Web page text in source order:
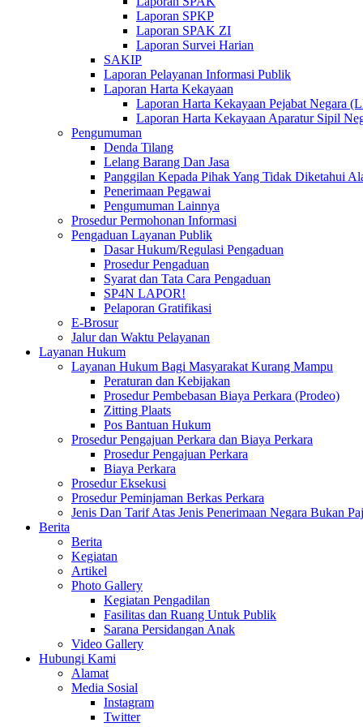
Laporan SPKP
Laporan SPAK ZI
Laporan Survei Harian
SAKIP
Laporan Pelayanan Informasi Publik
Laporan Harta Kekayaan
Laporan Harta Kekayaan Pejabat Negara
Laporan Harta Kekayaan Aparatur Sipil
Pengumuman
Denda Tilang
Lelang Barang Dan Jasa
Panggilan Kepada Pihak Yang Tidak Diketahui
Penerimaan Pegawai
Pengumuman Lainnya
Prosedur Permohonan Informasi
Pengaduan Layanan Publik
Dasar Hukum/Regulasi Pengaduan
Prosedur Pengaduan
Syarat dan Tata Cara Pengaduan
SP4N LAPOR!
Pelaporan Gratifikasi
E-Brosur
Jalur dan Waktu Pelayanan
Layanan Hukum
Layanan Hukum Bagi Masyarakat Kurang Mampu
Peraturan dan Kebijakan
Prosedur Pembebasan Biaya Perkara (Prodeo)
Zitting Plaats
Pos Bantuan Hukum
Prosedur Pengajuan Perkara dan Biaya Perkara
Prosedur Pengajuan Perkara
Biaya Perkara
Prosedur Eksekusi
Prosedur Peminjaman Berkas Perkara
Jenis Dan Tarif Atas Jenis Penerimaan Negara Bukan
Berita
Berita
Kegiatan
Artikel
Photo Gallery
Kegiatan Pengadilan
Fasilitas dan Ruang Untuk Publik
Sarana Persidangan Anak
Video Gallery
Hubungi Kami
Alamat
Media Sosial
Instagram
Twitter